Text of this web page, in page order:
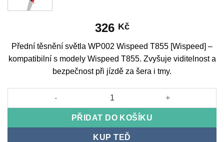
326 Kč
Přední těsnění světla WP002 Wispeed T855 [Wispeed] –
kompatibilní s modely Wispeed T855. Zvyšuje viditelnost a
bezpečnost při jízdě za šera i tmy.
Přední těsnění světla WP002 Wispeed T855 [Wispeed] množství
PŘIDAT DO KOŠÍKU
KUP TEĎ